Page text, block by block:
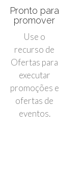
Pronto para
promover
Use o
recurso de
Ofertas para
executar
promoções e
ofertas de
eventos.